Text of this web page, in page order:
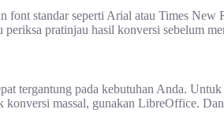
font standar seperti Arial atau Times New
periksa pratinjau hasil konversi sebelum
tergantung pada kebutuhan Anda.
massal, gunakan LibreOffice.